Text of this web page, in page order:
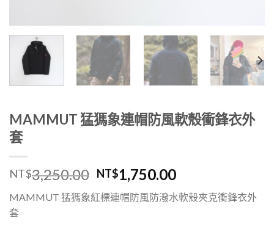
MAMMUT 猛獁象連帽防風軟殼衝鋒衣外
套
NT$3,250.00 NT$1,750.00
MAMMUT 猛獁象紅標連帽防風防潑水軟殼夾克衝鋒衣外
套